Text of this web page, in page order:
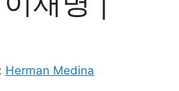
Herman Medina